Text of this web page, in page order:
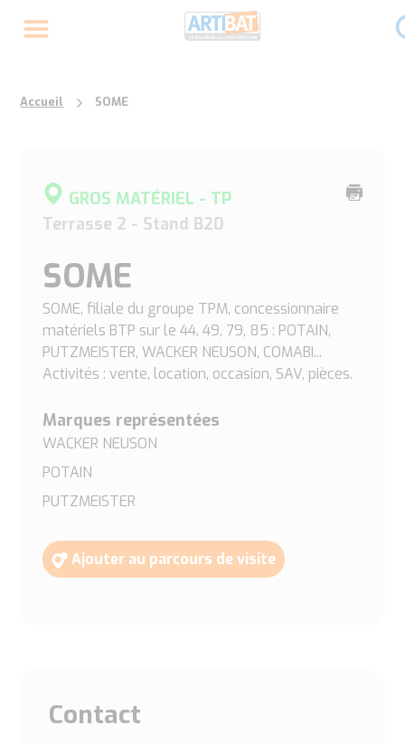
Accueil SOME
Imprimer
GROS MATÉRIEL - TP
Terrasse 2 - Stand B20
SOME
SOME, filiale du groupe TPM, concessionnaire
matériels BTP sur le 44, 49, 79, 85 : POTAIN,
PUTZMEISTER, WACKER NEUSON, COMABI...
Activités : vente, location, occasion, SAV, pièces.
Marques représentées
WACKER NEUSON
POTAIN
PUTZMEISTER
Ajouter au parcours de visite
Contact